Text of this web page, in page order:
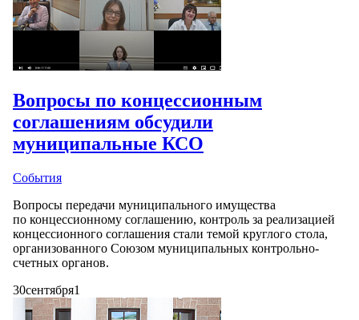
Вопросы по концессионным
соглашениям обсудили
муниципальные КСО
События
Вопросы передачи муниципального имущества
по концессионному соглашению, контроль за реализацией
концессионного соглашения стали темой круглого стола,
организованного Союзом муниципальных контрольно-
счетных органов.
30сентября1